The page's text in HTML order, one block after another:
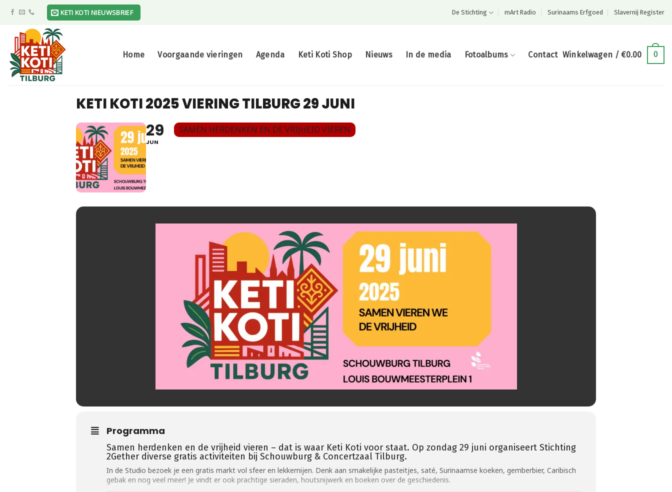
content
KETI KOTI NIEUWSBRIEF De Stichting mArt Radio Surinaams Erfgoed Slavernij Register
Home Voorgaande vieringen Agenda Keti Koti Shop Nieuws In de media Fotoalbums Contact Winkelwagen /€0.00 0
KETI KOTI 2025 VIERING TILBURG 29 JUNI
29
JUN
SAMEN HERDENKEN EN DE VRIJHEID VIEREN
Programma
Samen herdenken en de vrijheid vieren – dat is waar Keti Koti voor staat. Op zondag 29 juni organiseert Stichting
2Gether diverse gratis activiteiten bij Schouwburg & Concertzaal Tilburg.
In de Studio bezoek je een gratis markt vol sfeer en lekkernijen. Denk aan smakelijke pasteitjes, saté, Surinaamse koeken, gemberbier, Caribisch
gebak en nog veel meer! Je vindt er ook prachtige sieraden, houtsnijwerk en boeken over de geschiedenis.